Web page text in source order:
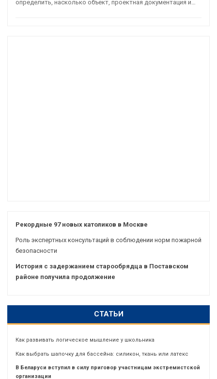
определить, насколько объект, проектная документация и…
Рекордные 97 новых католиков в Москве
Роль экспертных консультаций в соблюдении норм пожарной
безопасности
История с задержанием старообрядца в Поставском
районе получила продолжение
СТАТЬИ
Как развивать логическое мышление у школьника
Как выбрать шапочку для бассейна: силикон, ткань или латекс
В Беларуси вступил в силу приговор участницам экстремистской
организации